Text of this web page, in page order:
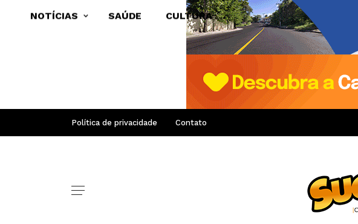
Política de privacidade Contato
NOTÍCIAS SAÚDE CULTURA